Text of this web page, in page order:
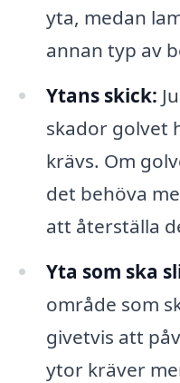
yta, medan
annan typ av
Ytans skick:
skador golvet
krävs. Om
det behöva
att återställa
Yta som ska
område som
givetvis att
ytor kräver